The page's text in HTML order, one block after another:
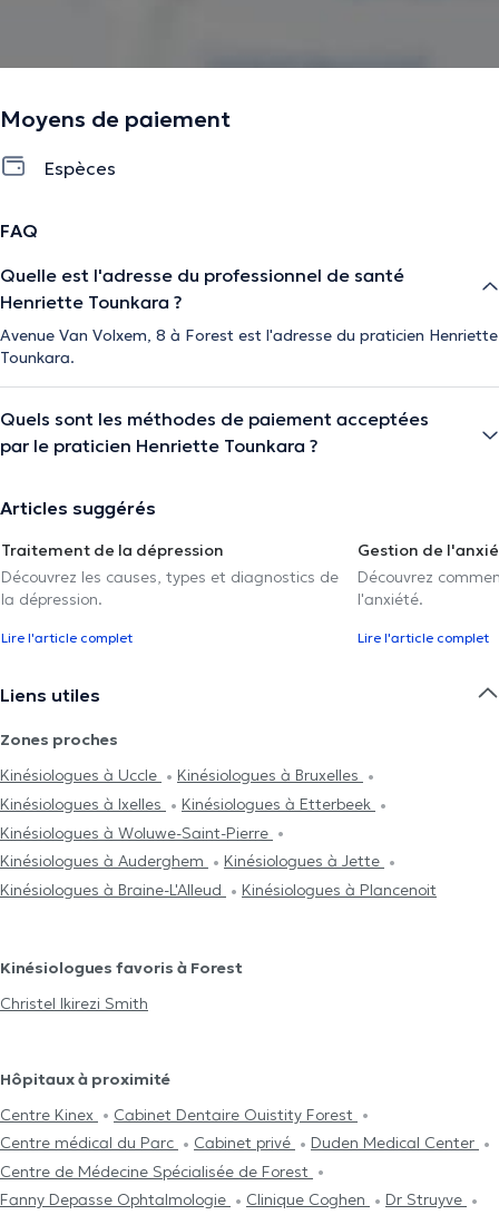
informations vérifiées.
Moyens de paiement
Espèces
FAQ
Quelle est l'adresse du professionnel de santé
Henriette Tounkara ?
Avenue Van Volxem, 8 à Forest est l'adresse du praticien Henriette
Tounkara.
Quels sont les méthodes de paiement acceptées
par le praticien Henriette Tounkara ?
Articles suggérés
Traitement de la dépression
Découvrez les causes, types et diagnostics de
la dépression.
Lire l'article complet
Gestion de
Découvrez
l'anxiété.
Lire l'article complet
Liens utiles
Zones proches
Κinésiologues à Uccle
Κinésiologues à Bruxelles
Κinésiologues à Ixelles
Κinésiologues à Etterbeek
Κinésiologues à Woluwe-Saint-Pierre
Κinésiologues à Auderghem
Κinésiologues à Jette
Κinésiologues à Braine-L'Alleud
Κinésiologues à Plancenoit
Κinésiologues favoris à Forest
Christel Ikirezi Smith
Hôpitaux à proximité
Centre Kinex
Cabinet Dentaire Ouistity Forest
Centre médical du Parc
Cabinet privé
Duden Medical Center
Centre de Médecine Spécialisée de Forest
Fanny Depasse Ophtalmologie
Clinique Coghen
Dr Struyve